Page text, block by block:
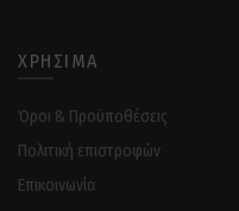
ΧΡΉΣΙΜΑ
Όροι & Προϋποθέσεις
Πολιτική επιστροφών
Επικοινωνία